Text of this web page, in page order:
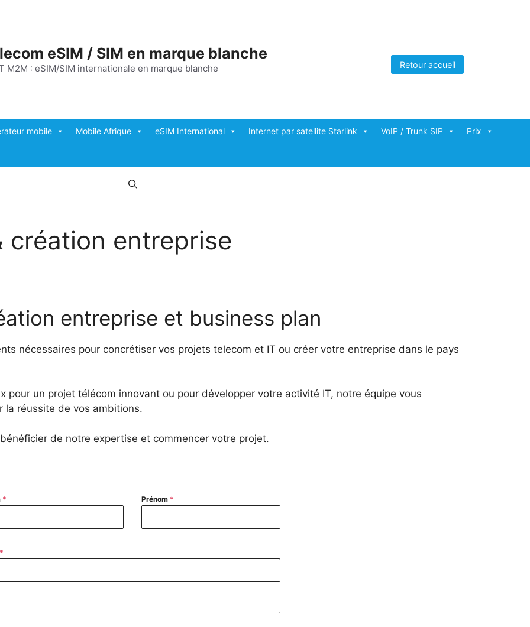
eSIM / SIM en marque blanche
M2M : eSIM/SIM internationale en marque blanche Retour accueil
mobile Mobile Afrique eSIM International Internet par satellite Starlink VoIP / Trunk SIP Prix
création entreprise
entreprise et business plan
nécessaires pour concrétiser vos projets telecom et IT ou créer votre entreprise dans le pays
pour un projet télécom innovant ou pour développer votre activité IT, notre équipe vous
la réussite de vos ambitions.
de notre expertise et commencer votre projet.
* Prénom *
*